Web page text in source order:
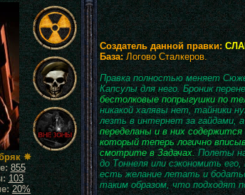
Создатель данной правки:
База:Логово Сталкеров.
Правка полностью меняет
Капсулы для него. Броник
бестолковые попрыгушки по
никакой халявы нет, тайники
лезть в интернет за гайдами,
переделаны и в них
который теперь логично
смотрите в Задачах. Полеты
до Тоннеля или сэкономить
есть желание летать и
таким образом, что подходят
✵
855
103
20%